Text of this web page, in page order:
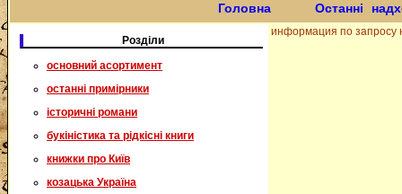
Головна Останні
Розділи
основний асортимент
останні примірники
історичні романи
букіністика та рідкісні книги
книжки про Київ
козацька Україна
информация по запросу